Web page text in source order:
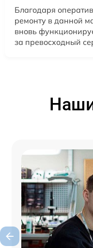
Благодаря
ремонту в данной
вновь
за превосходный